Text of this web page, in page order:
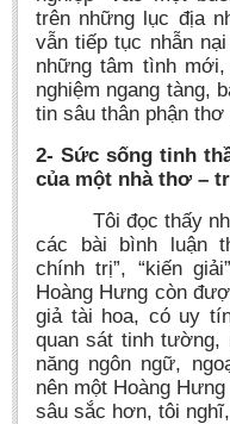
trên những lục địa
vẫn tiếp tục nhẫn
những tâm tình
nghiệm ngang tàng,
tin sâu thân phận
2- Sức sống tinh
của một nhà thơ –
Tôi đọc thấy
các bài bình luận
chính trị”, “kiến
Hoàng Hưng còn
giả tài hoa, có uy
quan sát tinh tường,
năng ngôn ngữ,
nên một Hoàng
sâu sắc hơn, tôi